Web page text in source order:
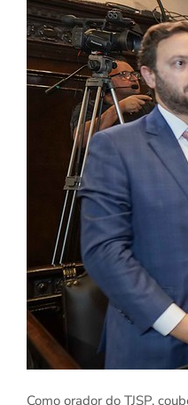
Como orador do TJSP,